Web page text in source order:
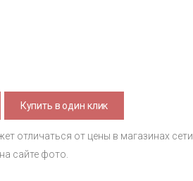
Купить в один клик
отличаться от цены в магазинах
сайте фото.